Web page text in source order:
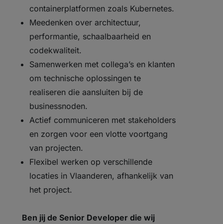
containerplatformen zoals Kubernetes.
Meedenken over architectuur,
performantie, schaalbaarheid en
codekwaliteit.
Samenwerken met collega’s en klanten
om technische oplossingen te
realiseren die aansluiten bij de
businessnoden.
Actief communiceren met stakeholders
en zorgen voor een vlotte voortgang
van projecten.
Flexibel werken op verschillende
locaties in Vlaanderen, afhankelijk van
het project.
Ben jij de Senior Developer die wij